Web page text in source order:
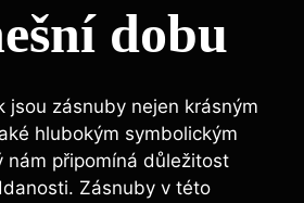
dobu
jsou zásnuby nejen krásným
hlubokým symbolickým
nám připomíná důležitost
Zásnuby v této